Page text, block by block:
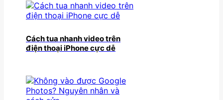
Cách tua nhanh video trên
điện thoại iPhone cực dễ